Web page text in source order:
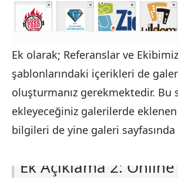
Ek olarak; Referanslar ve
şablonlarındaki içerikleri de
oluşturmanız gerekmektedir. Bu
ekleyeceğiniz galerilerde eklenen
bilgileri de yine galeri
Ek Açıklama 2: